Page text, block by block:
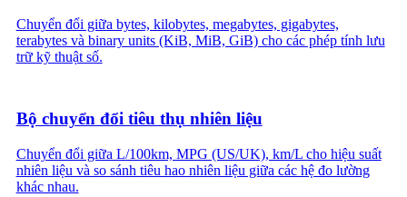
Chuyển đổi giữa bytes, kilobytes, megabytes, gigabytes,
terabytes và binary units (KiB, MiB, GiB) cho các phép tính lưu
trữ kỹ thuật số.
Bộ chuyển đổi tiêu thụ nhiên liệu
Chuyển đổi giữa L/100km, MPG (US/UK), km/L cho hiệu suất
nhiên liệu và so sánh tiêu hao nhiên liệu giữa các hệ đo lường
khác nhau.